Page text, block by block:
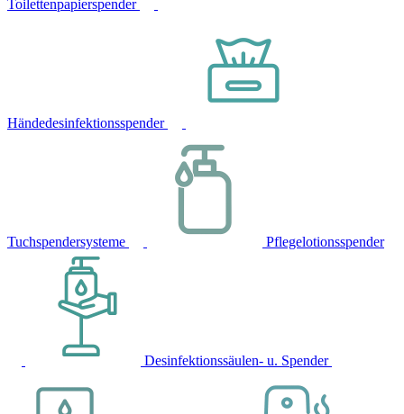
Toilettenpapierspender
Händedesinfektionsspender
Tuchspendersysteme Pflegelotionsspender
Desinfektionssäulen- u. Spender